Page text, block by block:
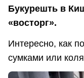
Букурешть в
«восторг».
Интересно, как
сумками или